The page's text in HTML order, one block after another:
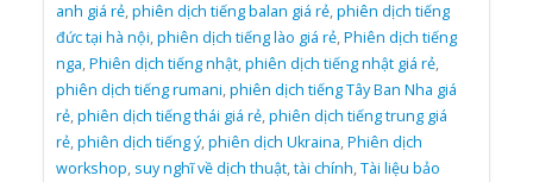
anh giá rẻ,phiên dịch tiếng balan giá rẻ,phiên dịch tiếng
đức tại hà nội,phiên dịch tiếng lào giá rẻ,Phiên dịch tiếng
nga,Phiên dịch tiếng nhật,phiên dịch tiếng nhật giá rẻ,
phiên dịch tiếng rumani,phiên dịch tiếng Tây Ban Nha giá
rẻ,phiên dịch tiếng thái giá rẻ,phiên dịch tiếng trung giá
rẻ,phiên dịch tiếng ý,phiên dịch Ukraina,Phiên dịch
workshop, suy nghĩ về dịch thuật,tài chính,Tài liệu bảo